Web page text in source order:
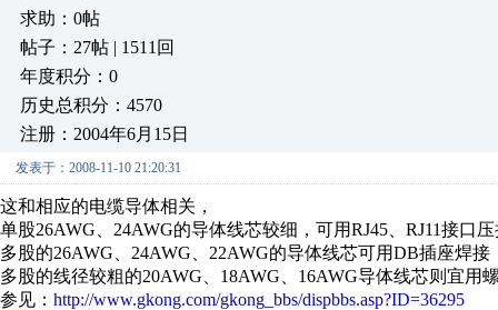
求助：0帖
帖子：27帖 | 1511回
年度积分：0
历史总积分：4570
注册：2004年6月15日
发表于：2008-11-10 21:20:31
这和相应的电缆导体相关，
单股26AWG、24AWG的导体线芯较细，可用RJ45、RJ11接口
多股的26AWG、24AWG、22AWG的导体线芯可用DB插座焊接
多股的线径较粗的20AWG、18AWG、16AWG导体线芯则宜用
参见： http://www.gkong.com/gkong_bbs/dispbbs.asp?ID=36295